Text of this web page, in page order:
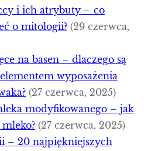
i ich atrybuty – co
o mitologii? (29 czerwca,
na basen – dlaczego są
wyposażenia
(27 czerwca, 2025)
modyfikowanego – jak
(27 czerwca, 2025)
– 20 najpiękniejszych